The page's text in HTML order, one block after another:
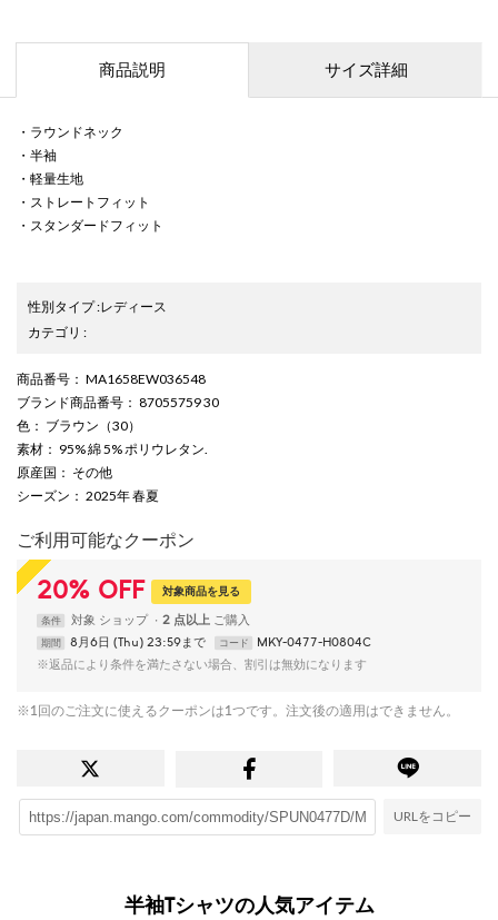
商品説明 サイズ詳細
・ラウンドネック
・半袖
・軽量生地
・ストレートフィット
・スタンダードフィット
性別タイプ:レディース
カテゴリ :
商品番号 ： MA1658EW036548
ブランド商品番号 ： 87055759 30
色 ： ブラウン（30）
素材 ： 95% 綿 5% ポリウレタン.
原産国 ： その他
シーズン ： 2025年 春夏
ご利用可能なクーポン
20% OFF 対象商品を見る
条件 対象 ショップ 2 点以上
期間 8月6日 (Thu) 23:59まで コード
MKY-0477-H0804C
※返品により条件を満たさない場合、割引は無効になります
※1回のご注文に使えるクーポンは1つです。注文後の適用はできません。
URLをコピー
半袖Tシャツの人気アイテム